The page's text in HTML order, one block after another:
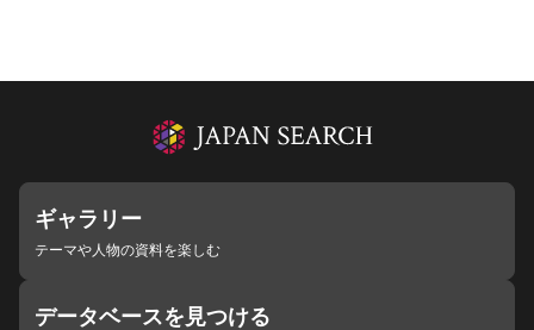
ギャラリー
テーマや人物の資料を楽しむ
データベースを見つける